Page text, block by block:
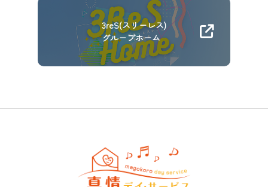
3reS(スリーレス)
グループホーム